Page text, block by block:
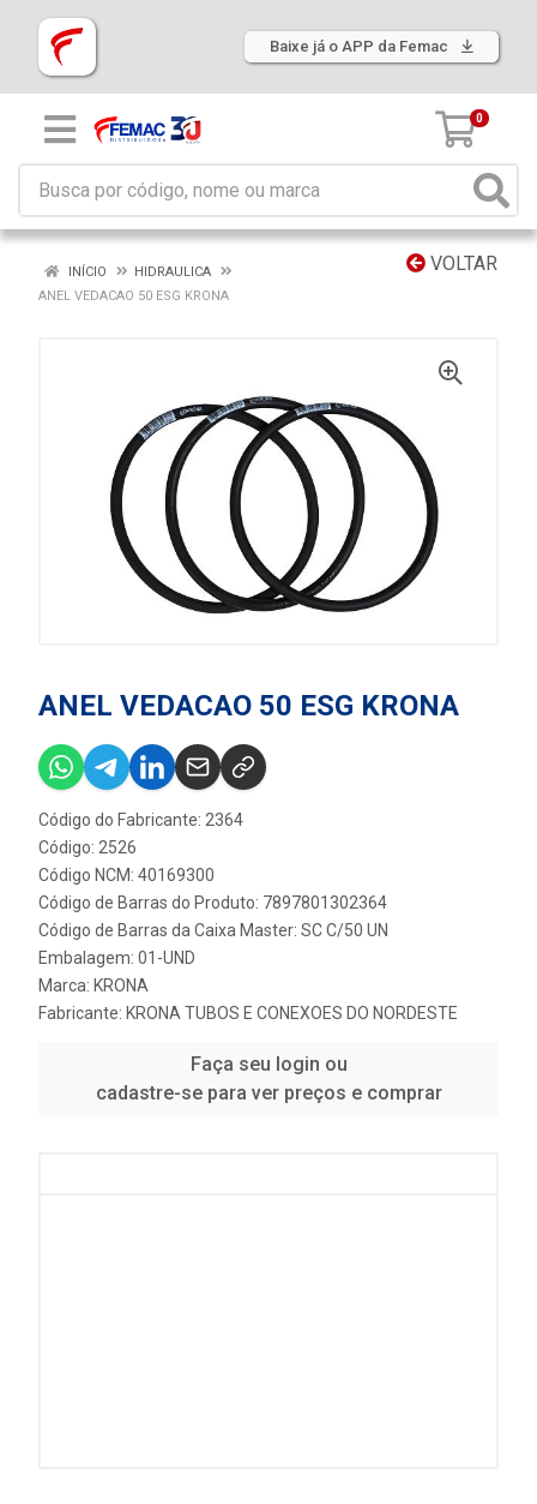
Baixe já o APP da Femac
0
VOLTAR
INÍCIO
HIDRAULICA
ANEL VEDACAO 50 ESG KRONA
ANEL VEDACAO 50 ESG KRONA
Código do Fabricante: 2364
Código: 2526
Código NCM: 40169300
Código de Barras do Produto: 7897801302364
Código de Barras da Caixa Master: SC C/50 UN
Embalagem: 01-UND
Marca: KRONA
Fabricante: KRONA TUBOS E CONEXOES DO NORDESTE
Faça seu login ou
cadastre-se para ver preços e comprar